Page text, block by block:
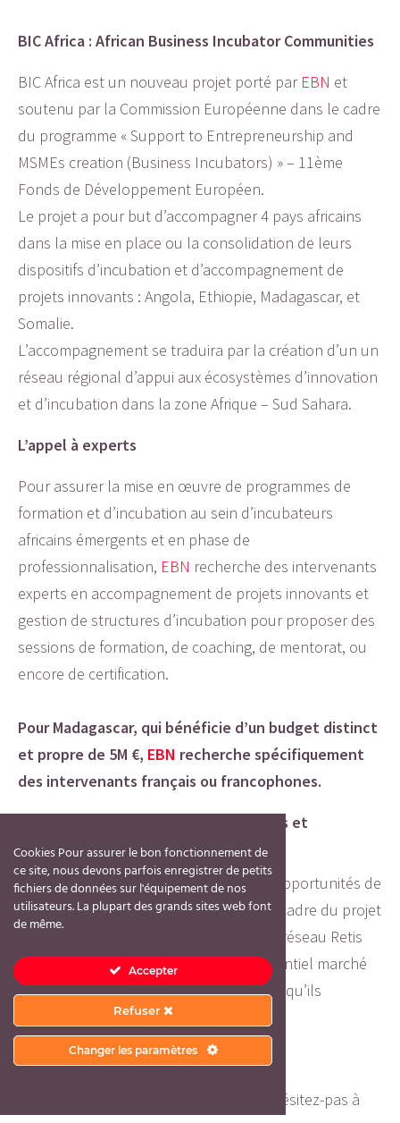
BIC Africa : African Business Incubator Communities
BIC Africa est un nouveau projet porté par EBN et
soutenu par la Commission Européenne dans le cadre
du programme « Support to Entrepreneurship and
MSMEs creation (Business Incubators) » – 11ème
Fonds de Développement Européen.
Le projet a pour but d’accompagner 4 pays africains
dans la mise en place ou la consolidation de leurs
dispositifs d’incubation et d’accompagnement de
projets innovants : Angola, Ethiopie, Madagascar, et
Somalie.
L’accompagnement se traduira par la création d’un un
réseau régional d’appui aux écosystèmes d’innovation
et d’incubation dans la zone Afrique – Sud Sahara.
L’appel à experts
Pour assurer la mise en œuvre de programmes de
formation et d’incubation au sein d’incubateurs
africains émergents et en phase de
professionnalisation, EBN recherche des intervenants
experts en accompagnement de projets innovants et
gestion de structures d’incubation pour proposer des
sessions de formation, de coaching, de mentorat, ou
encore de certification.
Pour Madagascar, qui bénéficie d’un budget distinct
et propre de 5M €, EBN recherche spécifiquement
des intervenants français ou francophones.
Partenariats avec les CEEI, Incubateurs et
Au-delà des experts-intervenants, des opportunités de
partenariat et de collaboration dans le cadre du projet
sont à envisager pour des membres du réseau Retis
qui s’intéressent à l’Afrique comme potentiel marché
de développement pour les entreprises qu’ils
accompagnent.
Contacts et informations détaillées
Pour plus de détails et informations n’hésitez-pas à
Cookies Pour assurer le bon fonctionnement de
ce site, nous devons parfois enregistrer de petits
fichiers de données sur l'équipement de nos
utilisateurs. La plupart des grands sites web font
de même.
Accepter
Refuser
Changer les paramètres